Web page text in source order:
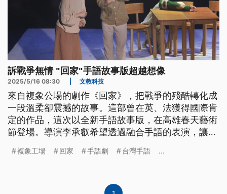
訴戰爭無情 "回家"手語故事版超越想像
2025/5/16 08:30 文教科技
來自複象公場的劇作《回家》，把戰爭的殘酷轉化成
一段溫柔卻震撼的故事。這部曾在英、法獲得國際肯
定的作品，這次以全新手語故事版，在高雄春天藝術
節登場。導演李承叡希望透過融合手語的表演，讓更
進劇場，感受藝術的溫度。
複象工場 回家 手語劇 台灣手語 ...